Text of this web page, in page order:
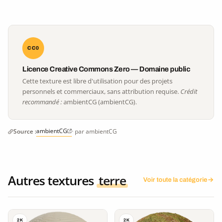
CC0
Licence Creative Commons Zero — Domaine public
Cette texture est libre d'utilisation pour des projets
personnels et commerciaux, sans attribution requise. Crédit
recommandé :ambientCG (ambientCG).
Source :ambientCG · par ambientCG
Autres textures terre Voir toute la catégorie
2K 2K